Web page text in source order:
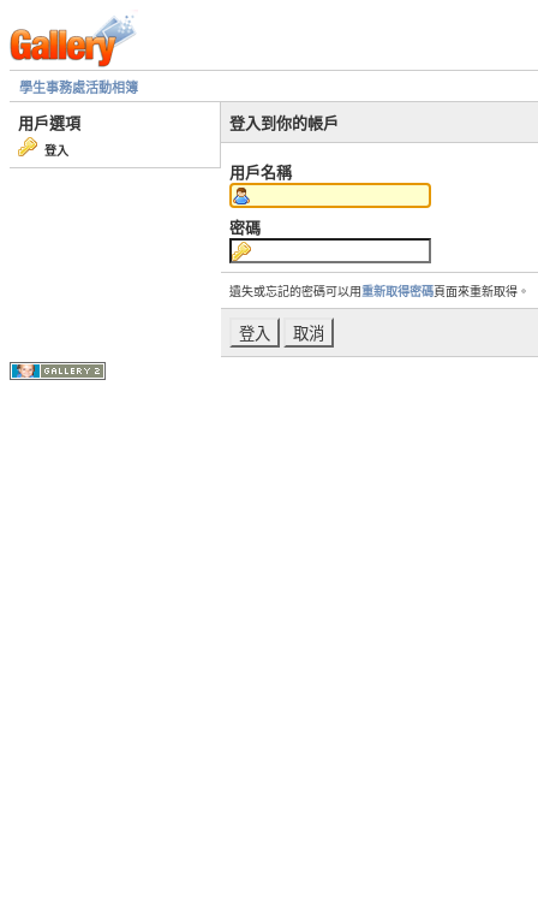
學生事務處活動相簿
用戶選項
登入
登入到你的帳戶
用戶名稱
密碼
遺失或忘記的密碼可以用重新取得密碼頁面來重新取得。